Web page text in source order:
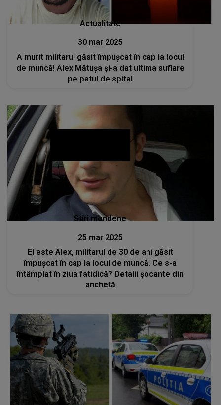
Actualitate
30 mar 2025
A murit militarul găsit împușcat în cap la locul
de muncă! Alex Mătușa și-a dat ultima suflare
pe patul de spital
Stiri mondene
25 mar 2025
El este Alex, militarul de 30 de ani găsit
împușcat în cap la locul de muncă. Ce s-a
întâmplat în ziua fatidică? Detalii șocante din
anchetă